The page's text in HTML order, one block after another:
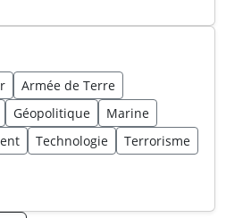
Armée de Terre
Géopolitique
Marine
Technologie
Terrorisme